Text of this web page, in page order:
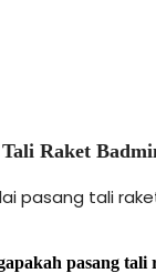
Tali Raket
pasang tali
pasang